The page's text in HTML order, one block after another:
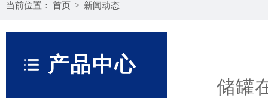
当前位置： 首页 > 新闻动态
产品中心
储罐在